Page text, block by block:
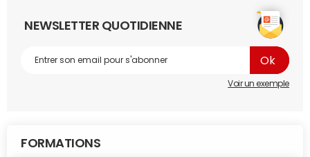
NEWSLETTER QUOTIDIENNE
Voir un exemple
FORMATIONS